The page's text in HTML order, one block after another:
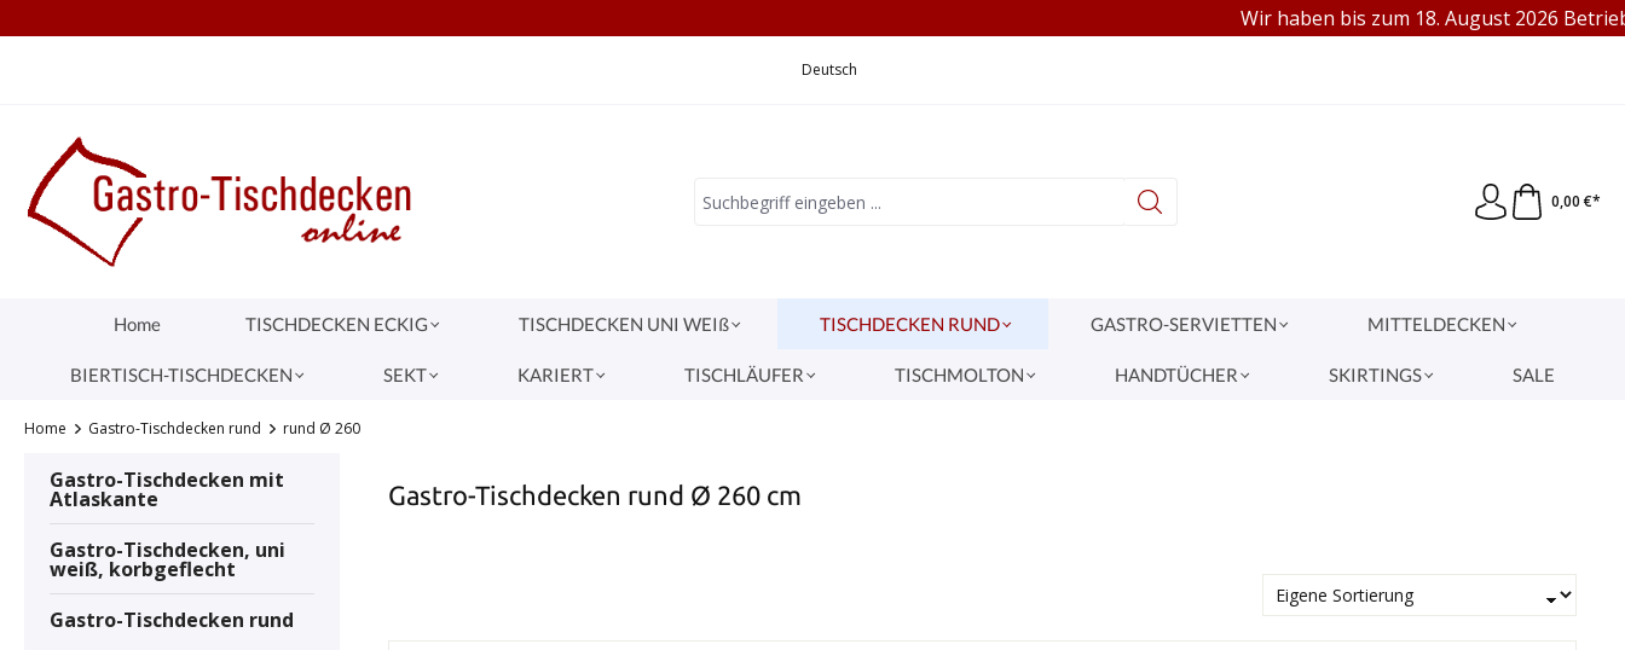
VERKAUF AN GEWERBE & PRIVAT
Wir haben bis zum 18. August 2026
Deutsch
0,00 €*
Home TISCHDECKEN ECKIG TISCHDECKEN UNI WEIß TISCHDECKEN RUND GASTRO-SERVIETTEN MITTELDECKEN
BIERTISCH-TISCHDECKEN SEKT KARIERT TISCHLÄUFER TISCHMOLTON HANDTÜCHER SKIRTINGS SALE
Home Gastro-Tischdecken rund rund Ø 260
Gastro-Tischdecken mit
Atlaskante
Gastro-Tischdecken, uni
weiß, korbgeflecht
Gastro-Tischdecken rund
Gastro-Tischdecken rund Ø 260 cm